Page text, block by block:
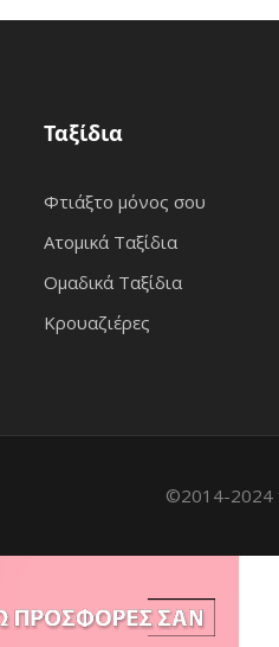
Ταξίδια
Φτιάξτο μόνος σου
Ατομικά Ταξίδια
Ομαδικά Ταξίδια
Κρουαζιέρες
©2014-2024